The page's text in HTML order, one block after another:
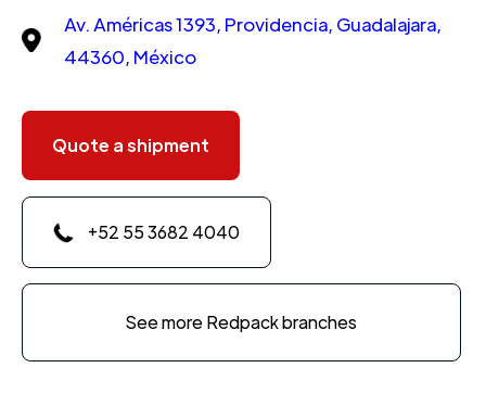
Av. Américas 1393, Providencia, Guadalajara,
44360, México
Quote a shipment
+52 55 3682 4040
See more Redpack branches